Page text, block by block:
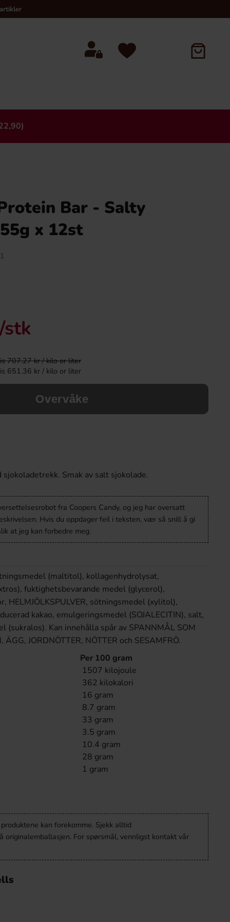
Hanuta 44g(BF:02-07-2026)
16.91 kr
Bar - Salty
x 12st
/stk
707.27 kr / kilo or liter
651.36 kr / kilo or liter
Overvåke
Smak av salt sjokolade.
fra Coopers Candy, og jeg har oversatt
Hvis du oppdager feil i teksten, vær så snill å gi
at jeg kan forbedre meg.
(maltitol), kollagenhydrolysat,
fuktighetsbevarande medel (glycerol),
HELMJÖLKSPULVER, sötningsmedel (xylitol),
kakao, emulgeringsmedel (SOJALECITIN), salt,
(sukralos). Kan innehålla spår av SPANNMÅL SOM
JORDNÖTTER, NÖTTER och SESAMFRÖ.
Per 100 gram
1507 kilojoule
362 kilokalori
16 gram
8.7 gram
33 gram
3.5 gram
10.4 gram
28 gram
1 gram
kan forekomme. Sjekk alltid
originalemballasjen. For spørsmål, vennligst kontakt vår